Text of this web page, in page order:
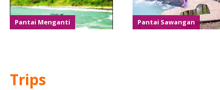
Pantai Menganti Pantai Sawangan
Trips